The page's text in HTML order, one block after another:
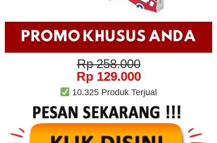
Rp 258.000
Rp 129.000
10.325 Produk Terjual